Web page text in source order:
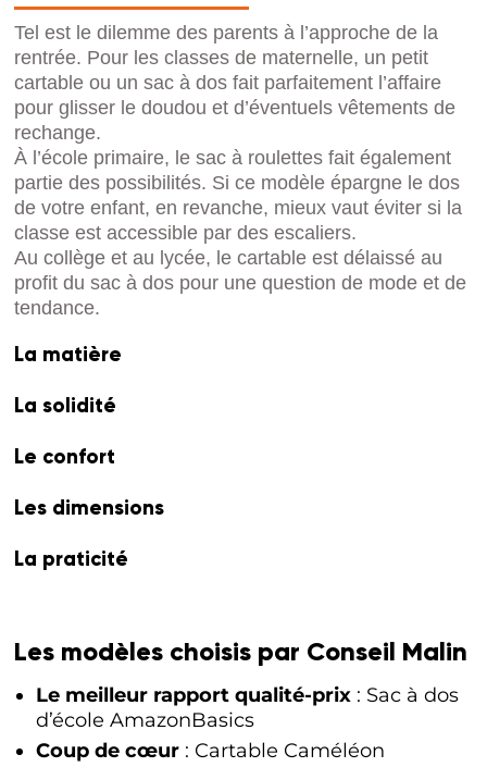
Tel est le dilemme des parents à l’approche de la
rentrée. Pour les classes de maternelle, un petit
cartable ou un sac à dos fait parfaitement l’affaire
pour glisser le doudou et d’éventuels vêtements de
rechange.
À l’école primaire, le sac à roulettes fait également
partie des possibilités. Si ce modèle épargne le dos
de votre enfant, en revanche, mieux vaut éviter si la
classe est accessible par des escaliers.
Au collège et au lycée, le cartable est délaissé au
profit du sac à dos pour une question de mode et de
tendance.
La matière
La solidité
Le confort
Les dimensions
La praticité
Les modèles choisis par Conseil Malin
Le meilleur rapport qualité-prix : Sac à dos
d’école AmazonBasics
Coup de cœur : Cartable Caméléon